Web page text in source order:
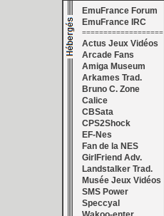
EmuFrance Forum
EmuFrance IRC
===================
Actus Jeux Vidéos
Arcade Fans
Amiga Museum
Arkames Trad.
Bruno C. Zone
Calice
CBSata
CPS2Shock
EF-Nes
Fan de la NES
GirlFriend Adv.
Landstalker Trad.
Musée Jeux Vidéos
SMS Power
Speccyal